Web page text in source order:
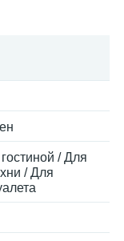
/ Для
/ Для